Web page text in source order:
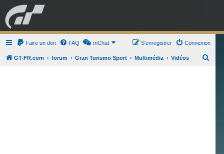
GRAN TURISMO FORUM
Faire un don FAQ mChat Connexion
S’enregistrer
GT-FR.com forum Gran Turismo Sport Multimédia Vidéos